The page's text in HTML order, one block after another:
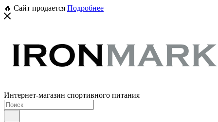
🔥 Сайт продается Подробнее
Интернет-магазин спортивного питания